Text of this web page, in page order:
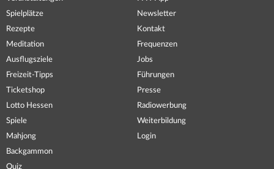
Spielplätze
Rezepte
Meditation
Ausflugsziele
Freizeit-Tipps
Ticketshop
Lotto Hessen
Spiele
Mahjong
Backgammon
Quiz
Newsletter
Kontakt
Frequenzen
Jobs
Führungen
Presse
Radiowerbung
Weiterbildung
Login